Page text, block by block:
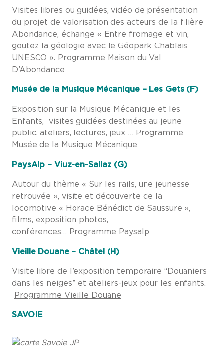
Visites libres ou guidées, vidéo de présentation
du projet de valorisation des acteurs de la filière
Abondance, échange « Entre fromage et vin,
goûtez la géologie avec le Géopark Chablais
UNESCO ». Programme Maison du Val
D’Abondance
Musée de la Musique Mécanique – Les Gets (F)
Exposition sur la Musique Mécanique et les
Enfants, visites guidées destinées au jeune
public, ateliers, lectures, jeux …
Programme
Musée de la Musique Mécanique
PaysAlp – Viuz-en-Sallaz (G)
Autour du thème « Sur les rails, une jeunesse
retrouvée », visite et découverte de la
locomotive « Horace Bénédict de Saussure »,
films, exposition photos,
conférences…
Programme Paysalp
Vieille Douane – Châtel (H)
Visite libre de l’exposition temporaire “Douaniers
dans les neiges” et ateliers-jeux pour les enfants.
Programme Vieille Douane
SAVOIE